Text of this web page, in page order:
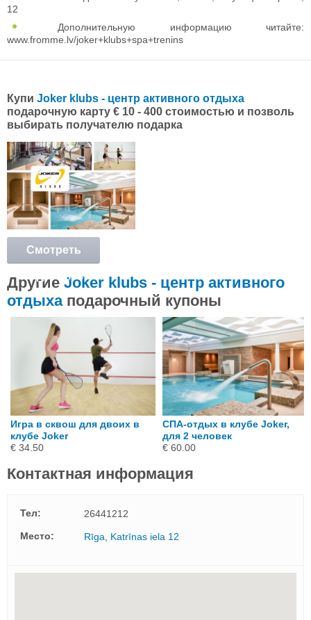
12
Дополнительную информацию читайте:
www.fromme.lv/joker+klubs+spa+trenins
Купи Joker klubs - центр активного отдыха
подарочную карту € 10 - 400 стоимостью и позволь
выбирать получателю подарка
Смотреть
подробнее
Другие Joker klubs - центр активного
отдыхаподарочный купоны
Игра в сквош для двоих в
клубе Joker
€ 34.50
СПА-отдых в клубе Joker,
для 2 человек
€ 60.00
Контактная информация
Тел:
26441212
Mесто:
Rīga, Katrīnas iela 12